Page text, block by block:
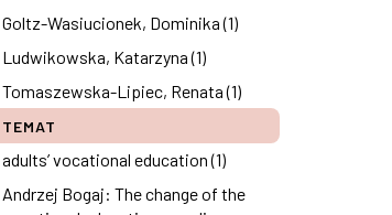
Goltz-Wasiucionek, Dominika (1)
Ludwikowska, Katarzyna (1)
Tomaszewska-Lipiec, Renata (1)
TEMAT
adults’ vocational education (1)
Andrzej Bogaj: The change of the